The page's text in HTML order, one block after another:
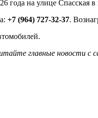
года на улице Спасская
+7 (964) 727-32-37.
главные новости с